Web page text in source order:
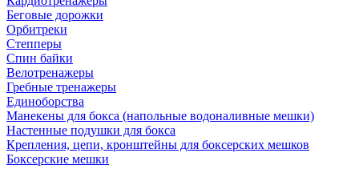
Беговые дорожки
Орбитреки
Степперы
Спин байки
Велотренажеры
Гребные тренажеры
Единоборства
Манекены для бокса (напольные водоналивные мешки)
Настенные подушки для бокса
Крепления, цепи, кронштейны для боксерских мешков
Боксерские мешки